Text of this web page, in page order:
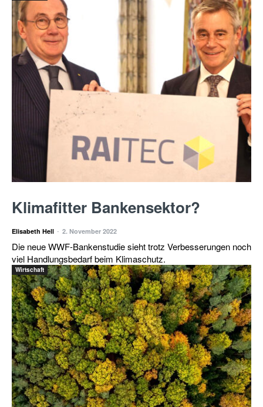
Wirtschaft
Klimafitter Bankensektor?
Elisabeth Hell - 2. November 2022
Die neue WWF-Bankenstudie sieht trotz Verbesserungen noch
viel Handlungsbedarf beim Klimaschutz.